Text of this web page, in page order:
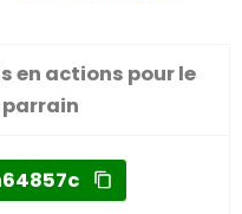
en actions pour le
parrain